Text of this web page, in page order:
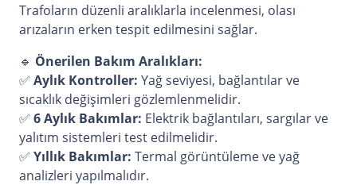
Trafoların düzenli aralıklarla incelenmesi, olası
arızaların erken tespit edilmesini sağlar.
🔹 Önerilen Bakım Aralıkları:
✅ Aylık Kontroller: Yağ seviyesi, bağlantılar ve
sıcaklık değişimleri gözlemlenmelidir.
✅ 6 Aylık Bakımlar: Elektrik bağlantıları, sargılar ve
yalıtım sistemleri test edilmelidir.
✅ Yıllık Bakımlar: Termal görüntüleme ve yağ
analizleri yapılmalıdır.